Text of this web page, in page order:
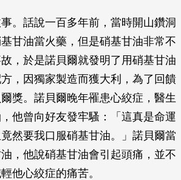
。話說一百多年前，當時開山鑽洞
甘油當火藥，但是硝基甘油非常不
，於是諾貝爾就發明了用硝基甘油
，因獨家製造而獲大利，為了回饋
獎。諾貝爾晚年罹患心絞症，醫生
他曾向好友發牢騷：「這真是命運
然要我口服硝基甘油。」諾貝爾當
，他說硝基甘油會引起頭痛，並不
他心絞症的痛苦。